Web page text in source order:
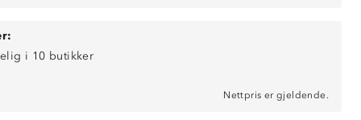
i 10 butikker
Nettpris er gjeldende.